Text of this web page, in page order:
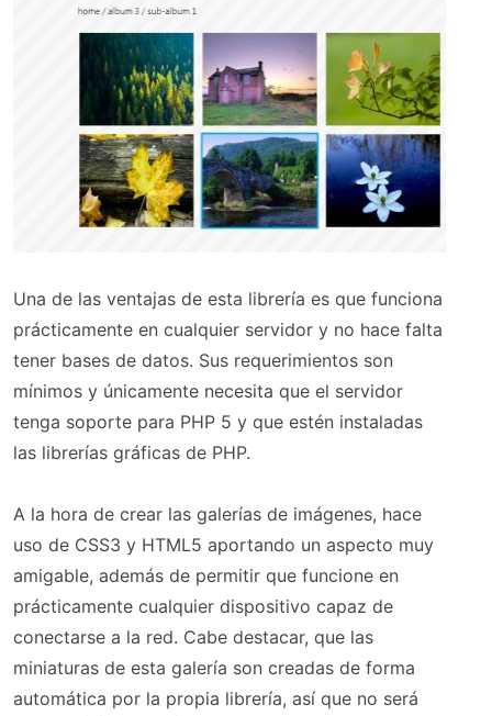
Una de las ventajas de esta librería es que funciona
prácticamente en cualquier servidor y no hace falta
tener bases de datos. Sus requerimientos son
mínimos y únicamente necesita que el servidor
tenga soporte para PHP 5 y que estén instaladas
las librerías gráficas de PHP.
A la hora de crear las galerías de imágenes, hace
uso de CSS3 y HTML5 aportando un aspecto muy
amigable, además de permitir que funcione en
prácticamente cualquier dispositivo capaz de
conectarse a la red. Cabe destacar, que las
miniaturas de esta galería son creadas de forma
automática por la propia librería, así que no será